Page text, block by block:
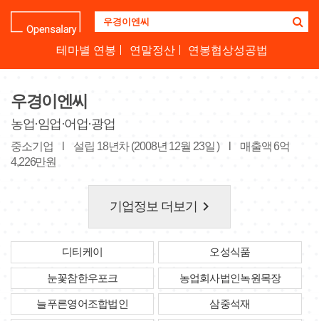
업
명
세
요
테마별 연봉 연말정산 연봉협상성공법
우경이엔씨
농업·임업·어업·광업
중소기업 설립 18년차 (2008년 12월 23일 )
매출액 6억
4,226만원
기업정보 더보기 keyboard_arrow_right
디티케이 오성식품
눈꽃참한우포크 농업회사법인녹원목장
늘푸른영어조합법인 삼중석재